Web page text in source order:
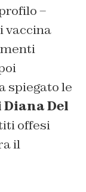
–
vaccina
spiegato le
Diana Del
offesi
il